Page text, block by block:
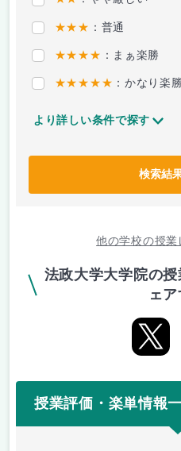
★★★ ：普通
★★★★ ：まぁ楽勝
★★★★★ ：かなり楽勝
より詳しい条件で探す
検索結
他の学校の授業
法政大学大学院の
ェ
授業評価・楽単情報